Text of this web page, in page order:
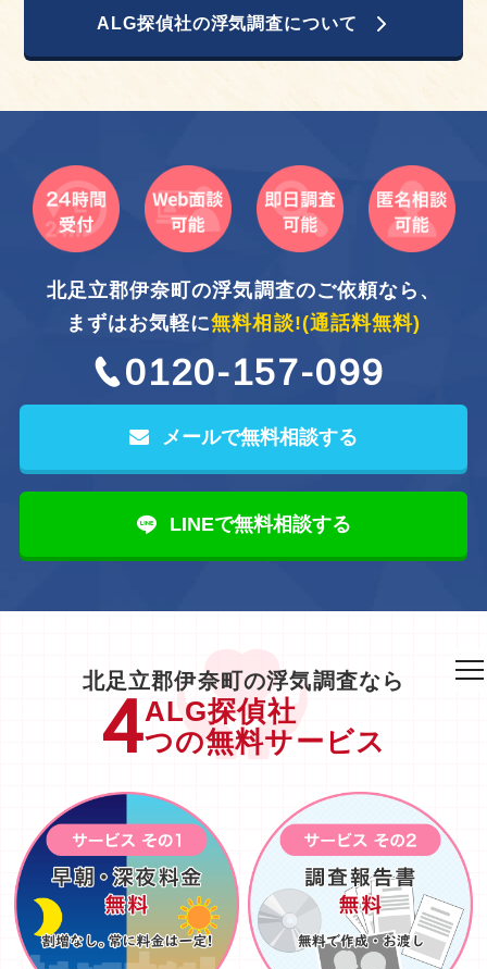
ALG探偵社の浮気調査について
北足立郡伊奈町の浮気調査のご依頼なら、
まずはお気軽に無料相談!(通話料無料)
0120-157-099
メールで無料相談する
LINEで無料相談する
北足立郡伊奈町の浮気調査なら
ALG探偵社
つの無料サービス